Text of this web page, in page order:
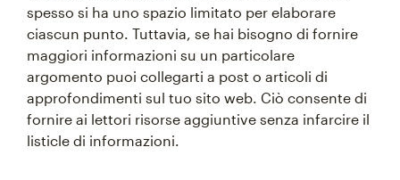
spesso si ha uno spazio limitato per elaborare
ciascun punto. Tuttavia, se hai bisogno di fornire
maggiori informazioni su un particolare
argomento puoi collegarti a post o articoli di
approfondimenti sul tuo sito web. Ciò consente di
fornire ai lettori risorse aggiuntive senza infarcire il
listicle di informazioni.